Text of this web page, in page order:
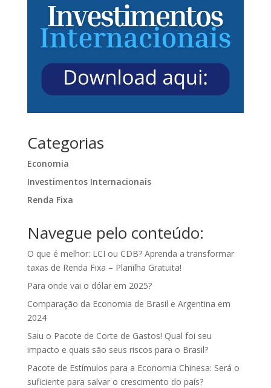
Categorias
Economia
Investimentos Internacionais
Renda Fixa
Navegue pelo conteúdo:
O que é melhor: LCI ou CDB? Aprenda a transformar
taxas de Renda Fixa – Planilha Gratuita!
Para onde vai o dólar em 2025?
Comparação da Economia de Brasil e Argentina em
2024
Saiu o Pacote de Corte de Gastos! Qual foi seu
impacto e quais são seus riscos para o Brasil?
Pacote de Estímulos para a Economia Chinesa: Será o
suficiente para salvar o crescimento do país?